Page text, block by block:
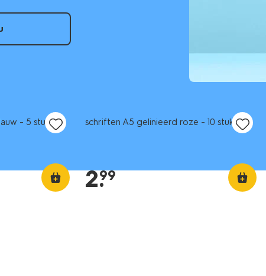
- 5 stuks schriften A5 gelinieerd roze - 10 stuks
2.
99